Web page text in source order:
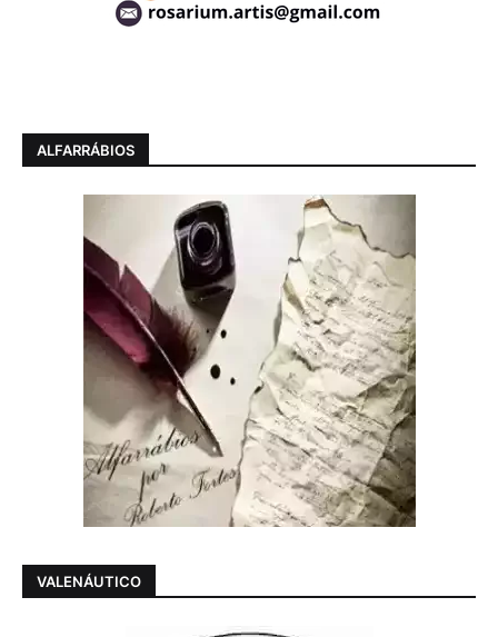
ALFARRÁBIOS
VALENÁUTICO